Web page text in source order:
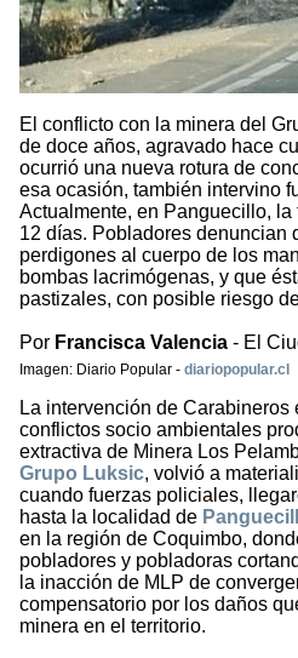
El conflicto con la minera del
de doce años, agravado hace
ocurrió una nueva rotura de
esa ocasión, también intervino
Actualmente, en Panguecillo,
12 días. Pobladores denuncian
perdigones al cuerpo de los
bombas lacrimógenas, y que
pastizales, con posible riesgo
Por Francisca Valencia - El
Imagen: Diario Popular - diariopopular.cl
La intervención de Carabineros
conflictos socio ambientales
extractiva de Minera Los
Grupo Luksic, volvió a
cuando fuerzas policiales,
hasta la localidad de
en la región de Coquimbo,
pobladores y pobladoras
la inacción de MLP de
compensatorio por los daños
minera en el territorio.